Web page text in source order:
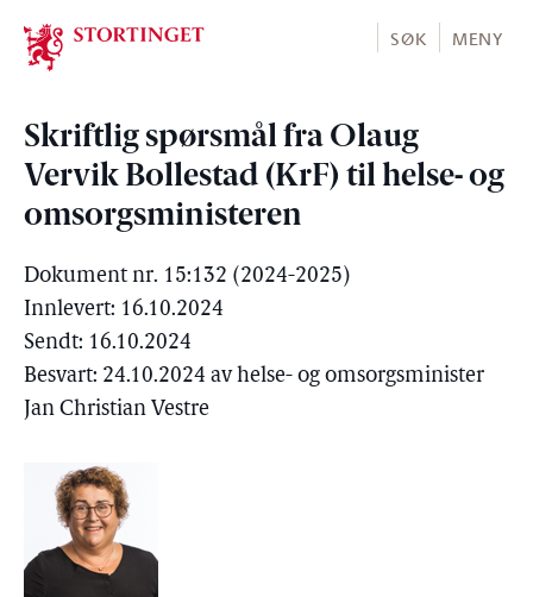
Stortinget.no
SØK MENY
Skriftlig spørsmål fra Olaug
Vervik Bollestad (KrF) til helse- og
omsorgsministeren
Dokument nr. 15:132 (2024-2025)
Innlevert: 16.10.2024
Sendt: 16.10.2024
Besvart: 24.10.2024 av helse- og omsorgsminister
Jan Christian Vestre